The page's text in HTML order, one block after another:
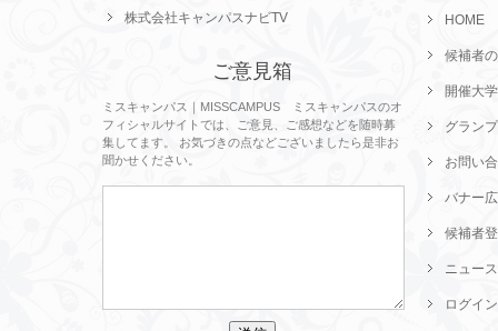
株式会社キャンパスナビTV
ご意見箱
ミスキャンパス｜MISSCAMPUS ミスキャンパスのオ
フィシャルサイトでは、ご意見、ご感想などを随時募
集してます。 お気づきの点などございましたら是非お
聞かせください。
HOME
候補者
開催大
グラン
お問い
バナー
候補者
ニュース
ログイン